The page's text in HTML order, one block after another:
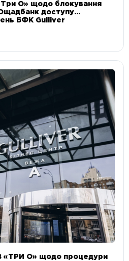
О» щодо блокування
доступу
БФК Gulliver
«ТРИ О» щодо процедури